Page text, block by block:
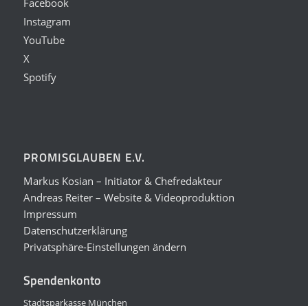
Facebook
Instagram
YouTube
X
Spotify
PROMISGLAUBEN E.V.
Markus Kosian – Initiator & Chefredakteur
Andreas Reiter – Website & Videoproduktion
Impressum
Datenschutzerklärung
Privatsphäre-Einstellungen ändern
Spendenkonto
Stadtsparkasse München